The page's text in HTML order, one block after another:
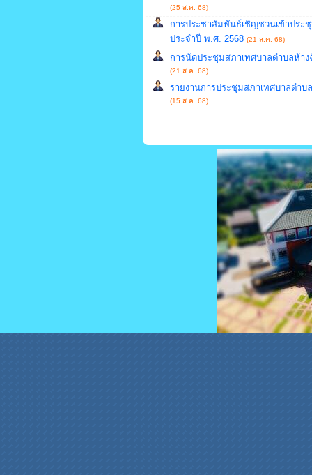
(25 ส.ค. 68)
การประชาสัมพันธ์เชิญชวนเข้าปร
ประจำปี พ.ศ. 2568 (21 ส.ค. 68)
การนัดประชุมสภาเทศบาลตำบลห้า
(21 ส.ค. 68)
รายงานการประชุมสภาเทศบาลตำ
(15 ส.ค. 68)
สล็อตเว็บตรง